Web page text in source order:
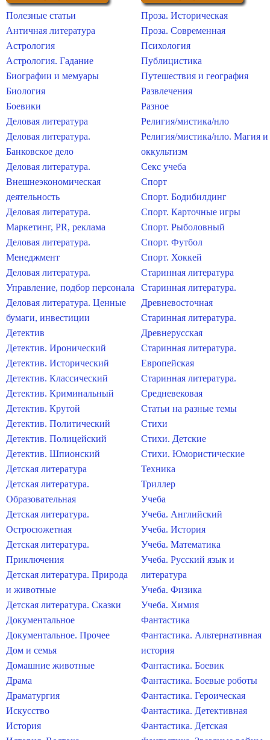
Полезные статьи
Античная литература
Астрология
Астрология. Гадание
Биографии и мемуары
Биология
Боевики
Деловая литература
Деловая литература.
Банковское дело
Деловая литература.
Внешнеэкономическая
деятельность
Деловая литература.
Маркетинг, PR, реклама
Деловая литература.
Менеджмент
Деловая литература.
Управление, подбор персонала
Деловая литература. Ценные
бумаги, инвестиции
Детектив
Детектив. Иронический
Детектив. Исторический
Детектив. Классический
Детектив. Криминальный
Детектив. Крутой
Детектив. Политический
Детектив. Полицейский
Детектив. Шпионский
Детская литература
Детская литература.
Образовательная
Детская литература.
Остросюжетная
Детская литература.
Приключения
Детская литература. Природа
и животные
Детская литература. Сказки
Документальное
Документальное. Прочее
Дом и семья
Домашние животные
Драма
Драматургия
Искусство
История
Проза. Историческая
Проза. Современная
Психология
Публицистика
Путешествия и география
Развлечения
Разное
Религия/мистика/нло
Религия/мистика/нло. Магия и
оккультизм
Секс учеба
Спорт
Спорт. Бодибилдинг
Спорт. Карточные игры
Спорт. Рыболовный
Спорт. Футбол
Спорт. Хоккей
Старинная литература
Старинная литература.
Древневосточная
Старинная литература.
Древнерусская
Старинная литература.
Европейская
Старинная литература.
Средневековая
Статьи на разные темы
Стихи
Стихи. Детские
Стихи. Юмористические
Техника
Триллер
Учеба
Учеба. Английский
Учеба. История
Учеба. Математика
Учеба. Русский язык и
литература
Учеба. Физика
Учеба. Химия
Фантастика
Фантастика. Альтернативная
история
Фантастика. Боевик
Фантастика. Боевые роботы
Фантастика. Героическая
Фантастика. Детективная
Фантастика. Детская